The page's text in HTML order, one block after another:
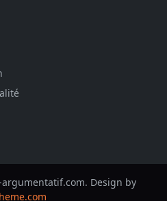
Design by